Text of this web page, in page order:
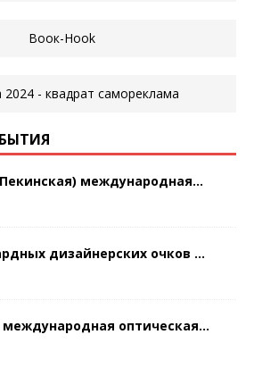
международная...
дизайнерских очков ...
оптическая...